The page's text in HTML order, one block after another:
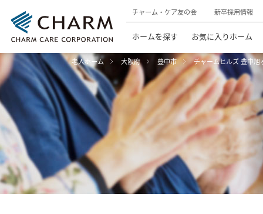
チャーム・ケア友の会 新卒採用情報
ホームを探す お気に入りホーム
老人ホーム 大阪府 豊中市 チャームヒルズ 豊中旭